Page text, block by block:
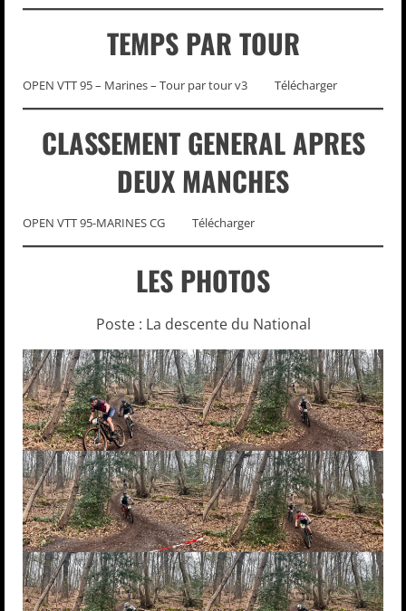
TEMPS PAR TOUR
OPEN VTT 95 – Marines – Tour par tour v3 Télécharger
CLASSEMENT GENERAL APRES
DEUX MANCHES
OPEN VTT 95-MARINES CG Télécharger
LES PHOTOS
Poste : La descente du National